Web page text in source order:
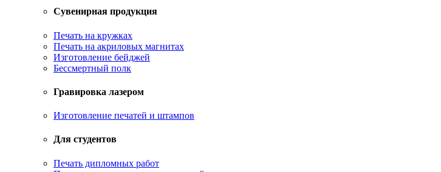
Сувенирная продукция
Печать на кружках
Печать на акриловых магнитах
Изготовление бейджей
Бессмертный полк
Гравировка лазером
Изготовление печатей и штампов
Для студентов
Печать дипломных работ